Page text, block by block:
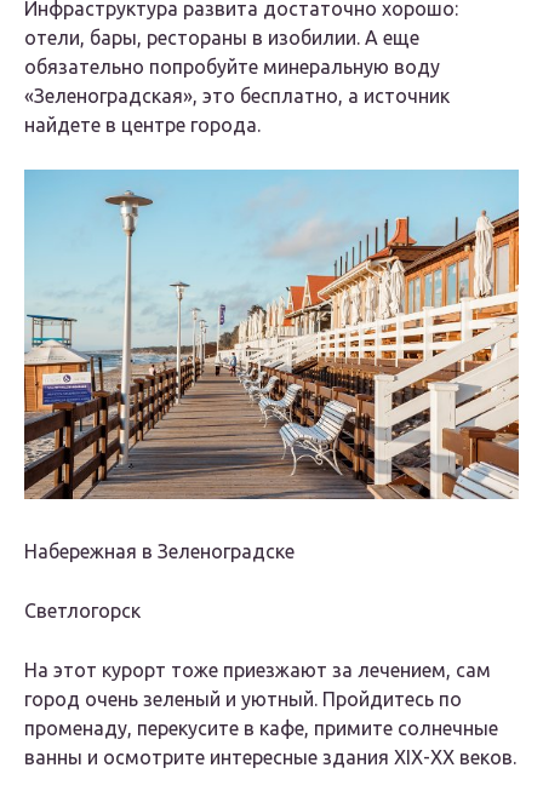
Инфраструктура развита достаточно хорошо:
отели, бары, рестораны в изобилии. А еще
обязательно попробуйте минеральную воду
«Зеленоградская», это бесплатно, а источник
найдете в центре города.
Набережная в Зеленоградске
Светлогорск
На этот курорт тоже приезжают за лечением, сам
город очень зеленый и уютный. Пройдитесь по
променаду, перекусите в кафе, примите солнечные
ванны и осмотрите интересные здания XIX-XX веков.